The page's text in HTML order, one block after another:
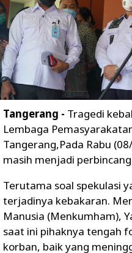
Tangerang - Tragedi
Lembaga
Tangerang,Pada Rabu
masih menjadi
Terutama soal spekulasi
terjadinya kebakaran.
Manusia (Menkumham),
saat ini pihaknya tengah
korban, baik yang